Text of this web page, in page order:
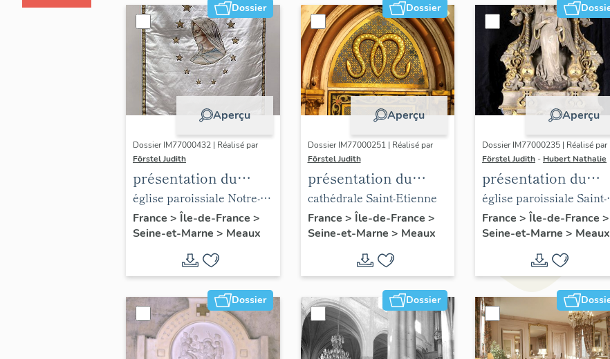
Dossier
Aperçu
Dossier IM77000432 | Réalisé par
Förstel Judith
présentation du
mobilier de l'église
paroissiale Notre-
Dame du Marché
église paroissiale Notre-
Dame du Marché
France > Île-de-France >
Seine-et-Marne > Meaux
Dossier
Aperçu
Dossier IM77000251 | Réalisé par
Förstel Judith
présentation du
mobilier de la
cathédrale de Meaux
cathédrale Saint-Etienne
France > Île-de-France >
Seine-et-Marne > Meaux
Aperçu
Dossier IM77000235 | Réalisé par
Förstel Judith - Hubert Nathalie
présentation du
mobilier de l'église
Saint-Nicolas de
Meaux
église paroissiale Saint-
Nicolas de Meaux
France > Île-de-France >
Seine-et-Marne > Meaux
Dossier Dossier